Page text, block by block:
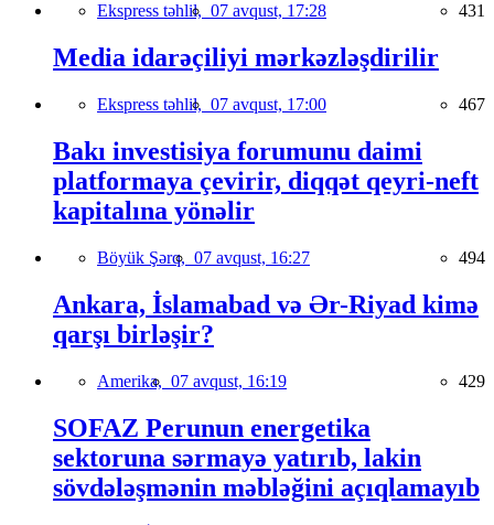
Ekspress təhlil, 07 avqust, 17:28 431
Media idarəçiliyi mərkəzləşdirilir
Ekspress təhlil, 07 avqust, 17:00 467
Bakı investisiya forumunu daimi
platformaya çevirir, diqqət qeyri-neft
kapitalına yönəlir
Böyük Şərq, 07 avqust, 16:27 494
Ankara, İslamabad və Ər-Riyad kimə
qarşı birləşir?
Amerika, 07 avqust, 16:19 429
SOFAZ Perunun energetika
sektoruna sərmayə yatırıb, lakin
sövdələşmənin məbləğini açıqlamayıb